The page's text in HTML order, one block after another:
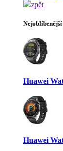
zpět
Huawei
Huawei